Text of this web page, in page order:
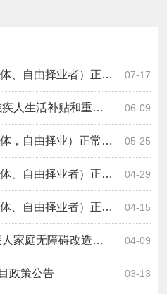
07-17
择业者）正常退休公示
06-09
度残疾人护理补贴标准公开
05-25
由择业）正常退休公示
04-29
择业者）正常退休公示
04-15
择业者）正常退休公示
04-09
碍改造对象名单的公示
03-13
政策公告